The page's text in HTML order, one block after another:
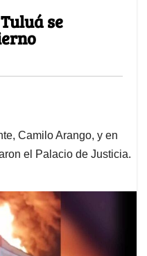
se
Camilo Arango, y en
el Palacio de Justicia.